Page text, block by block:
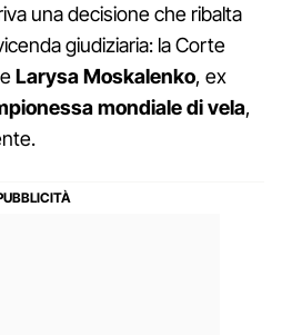
una decisione che ribalta
giudiziaria: la Corte
Larysa Moskalenko, ex
mondiale di vela,